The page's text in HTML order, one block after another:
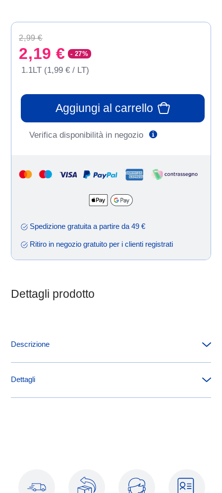
Price reduced from
2,99 €to
2,19 € - 27%
1.1LT (1,99 € / LT)
Aggiungi al carrello
Verifica disponibilità in negozio
Spedizione gratuita a partire da 49 €
Ritiro in negozio gratuito per i clienti registrati
Dettagli prodotto
Descrizione
Contatto del produttore
Dettagli